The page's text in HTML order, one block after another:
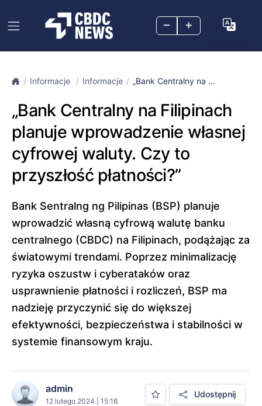
– +
Informacje Informacje „Bank Centralny na ...
„Bank Centralny na Filipinach
planuje wprowadzenie własnej
cyfrowej waluty. Czy to
przyszłość płatności?”
Bank Sentralng ng Pilipinas (BSP) planuje
wprowadzić własną cyfrową walutę banku
centralnego (CBDC) na Filipinach, podążając za
światowymi trendami. Poprzez minimalizację
ryzyka oszustw i cyberataków oraz
usprawnienie płatności i rozliczeń, BSP ma
nadzieję przyczynić się do większej
efektywności, bezpieczeństwa i stabilności w
systemie finansowym kraju.
admin
12 lutego 2024 | 15:16
Udostępnij